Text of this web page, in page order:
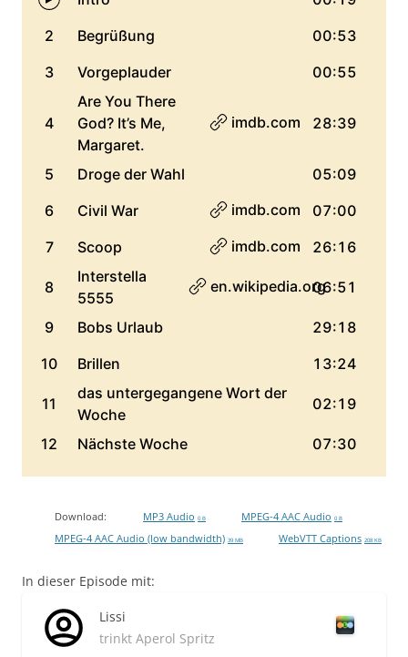
Download: MP3 Audio 0 B MPEG-4 AAC Audio 0 B
MPEG-4 AAC Audio (low bandwidth) 39 MB WebVTT Captions 208 KB
In dieser Episode mit:
Lissi
trinkt Aperol Spritz